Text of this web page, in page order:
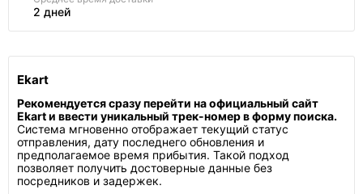
2 дней
Ekart
Рекомендуется сразу перейти на официальный сайт
Ekart и ввести уникальный трек-номер в форму поиска.
Система мгновенно отображает текущий статус
отправления, дату последнего обновления и
предполагаемое время прибытия. Такой подход
позволяет получить достоверные данные без
посредников и задержек.